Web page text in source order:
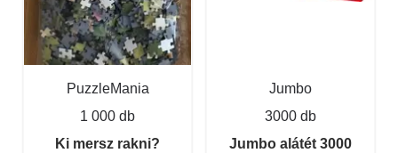
PuzzleMania
1 000 db
Ki mersz rakni?
Jumbo
3000 db
Jumbo alátét 3000